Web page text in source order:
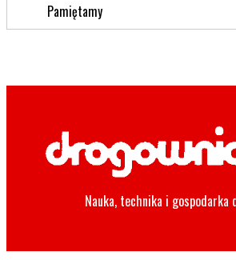
Pamiętamy
Nauka, technika i gospodarka